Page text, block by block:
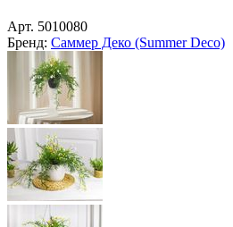
Арт. 5010080
Бренд: Саммер Деко (Summer Deco)